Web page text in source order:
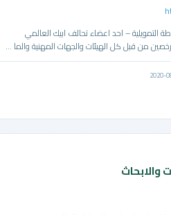
– احد اعضاء تحالف ابيك العالمي